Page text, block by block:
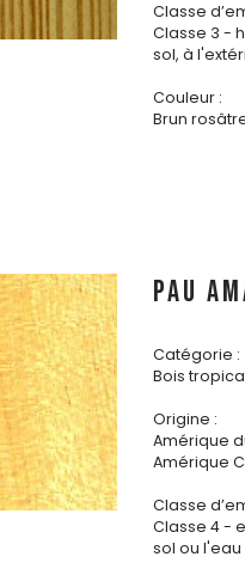
Classe
Classe 3 -
sol, à
Couleur :
Brun
PAU
Catégorie :
Bois
Origine :
Amérique
Amérique
Classe
Classe 4 -
sol ou